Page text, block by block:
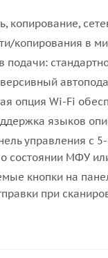
копирование,
копирования в
подачи:
опция Wi-Fi
языков
управления
состоянии МФУ
кнопки на
при